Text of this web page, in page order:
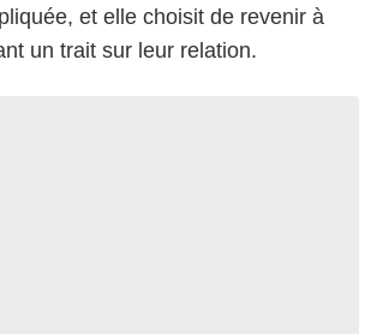
et elle choisit de revenir à
un trait sur leur relation.